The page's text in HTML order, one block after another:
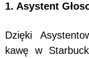
1. Asystent
Dzięki
kawę w